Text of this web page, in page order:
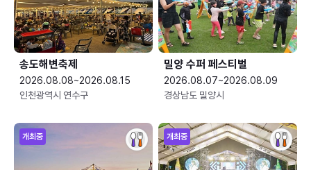
송도해변축제
2026.08.08~2026.08.15
인천광역시 연수구
밀양 수퍼 페스티벌
2026.08.07~2026.08.09
경상남도 밀양시
개최중 개최중